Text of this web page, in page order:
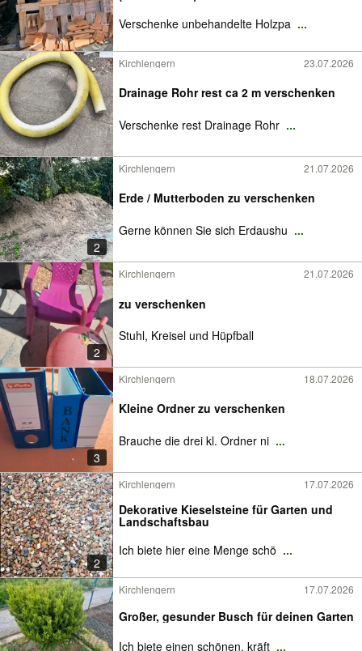
Verschenke unbehandelte Holzpa ...
Kirchlengern 23.07.2026
Drainage Rohr rest ca 2 m verschenken
Verschenke rest Drainage Rohr ...
2
Kirchlengern 21.07.2026
Erde / Mutterboden zu verschenken
Gerne können Sie sich Erdaushu ...
2
Kirchlengern 21.07.2026
zu verschenken
Stuhl, Kreisel und Hüpfball
3
Kirchlengern 18.07.2026
Kleine Ordner zu verschenken
Brauche die drei kl. Ordner ni ...
2
Kirchlengern 17.07.2026
Dekorative Kieselsteine für Garten und
Landschaftsbau
Ich biete hier eine Menge schö ...
Kirchlengern 17.07.2026
Großer, gesunder Busch für deinen Garten
Ich biete einen schönen, kräft ...